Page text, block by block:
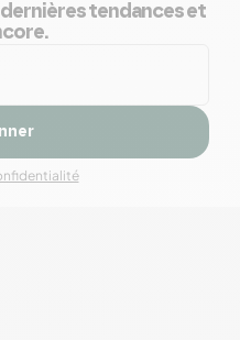
tendances et